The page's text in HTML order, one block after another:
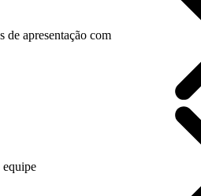
de apresentação com
equipe